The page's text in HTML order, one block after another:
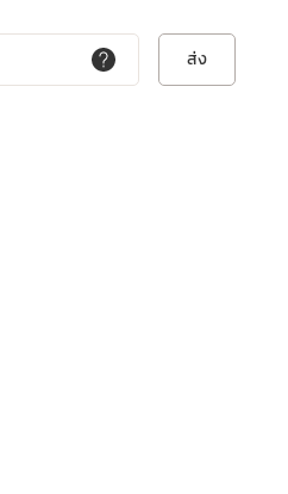
Serum Eye รุ่นใหม่นี้ จึงได้รับ
ท่า หัวใจสำคัญของนวัตกรรมนี้คือ
ต้านทั้งริ้วรอยแห่งวัยที่เกิดจาก
อย่างสารสกัดจากมาจอแรมเข้า
กฤทธิ์ที่แตกต่างกันอย่างสิ้นเชิงมา
ส่ง